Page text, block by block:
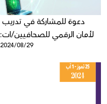
دعوة للمشاركة في تدريب
الأمان الرقمي للصحافيين/ات:
الحماية المتقدمة والخصوصية
2024/08/29